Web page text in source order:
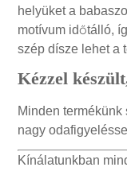
helyüket a
motívum időtálló,
szép dísze lehet a
Kézzel
Minden
nagy
Kínálatunkban